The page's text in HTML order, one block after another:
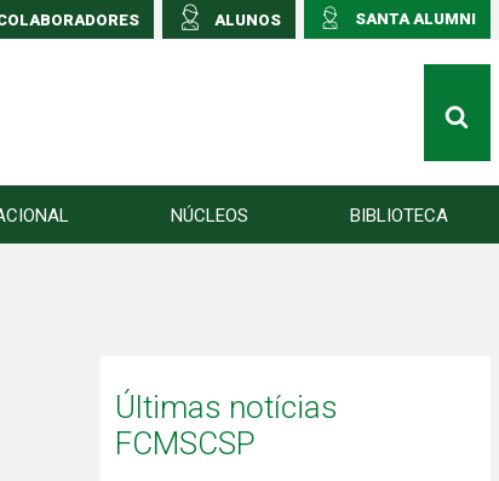
SANTA ALUMNI
ALUNOS
NÚCLEOS BIBLIOTECA
Últimas notícias
FCMSCSP